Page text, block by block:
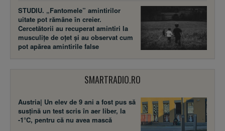
STUDIU. „Fantomele” amintirilor
uitate pot rămâne în creier.
Cercetătorii au recuperat amintiri la
musculițe de oțet și au observat cum
pot apărea amintirile false
SMARTRADIO.RO
Austria| Un elev de 9 ani a fost pus să
susţină un test scris în aer liber, la
-1°C, pentru că nu avea mască